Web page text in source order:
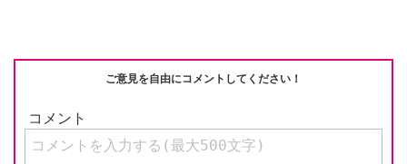
k
ご意見を自由にコメントしてください！